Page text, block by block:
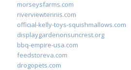
morseysfarms.com
riverviewtennis.com
official-kelly-toys-squishmallows.com
displaygardenonsuncrest.org
bbq-empire-usa.com
feedstoreva.com
drogopets.com